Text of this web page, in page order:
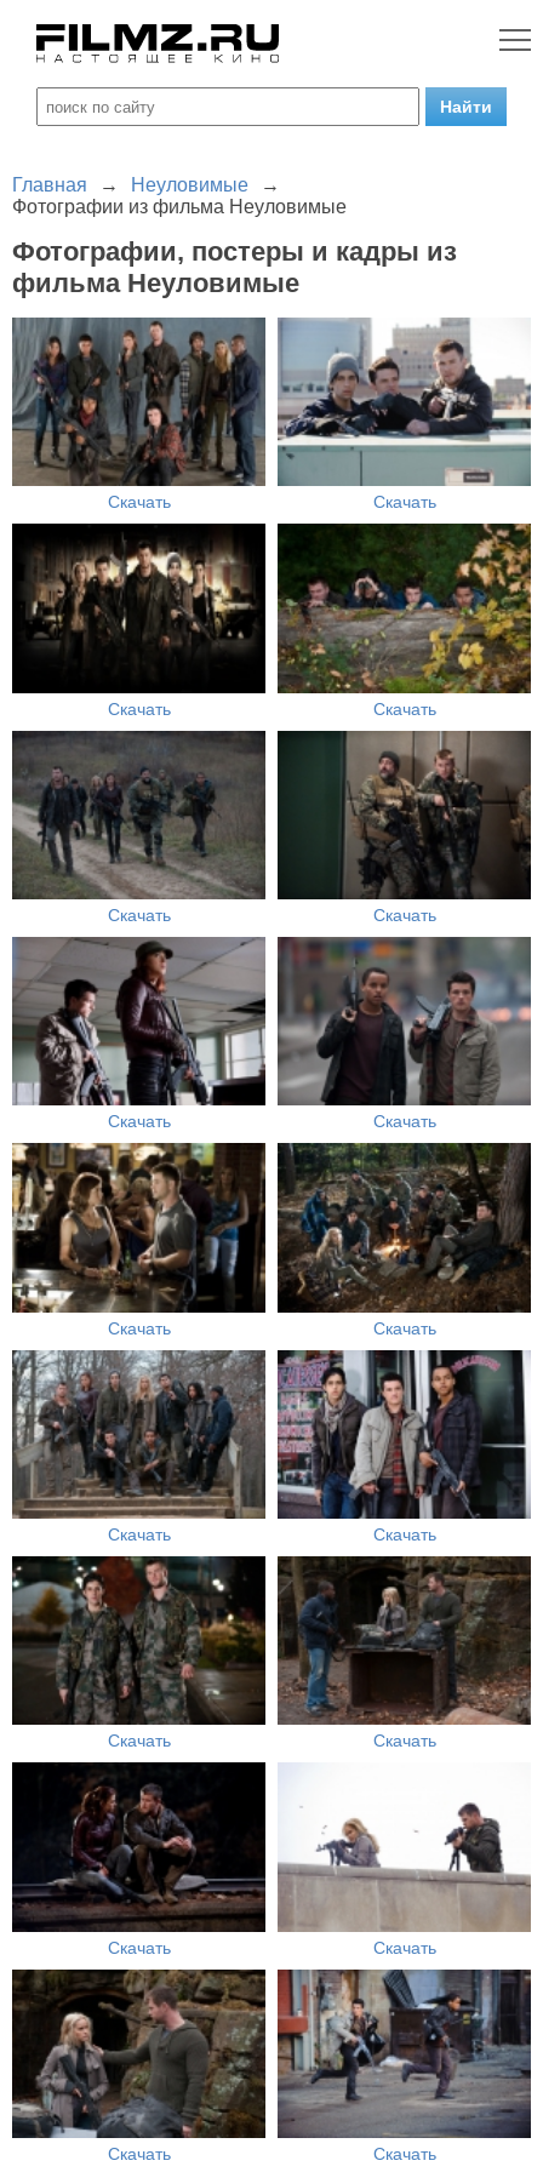
Главная → Неуловимые
→
Фотографии из фильма Неуловимые
Фотографии, постеры и кадры из
фильма Неуловимые
Скачать Скачать
Скачать Скачать
Скачать Скачать
Скачать Скачать
Скачать Скачать
Скачать Скачать
Скачать Скачать
Скачать Скачать
Скачать Скачать